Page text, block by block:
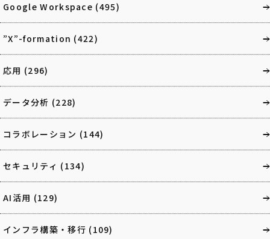
Google Workspace (495)
”X”-formation (422)
応用 (296)
データ分析 (228)
コラボレーション (144)
セキュリティ (134)
AI活用 (129)
インフラ構築・移行 (109)